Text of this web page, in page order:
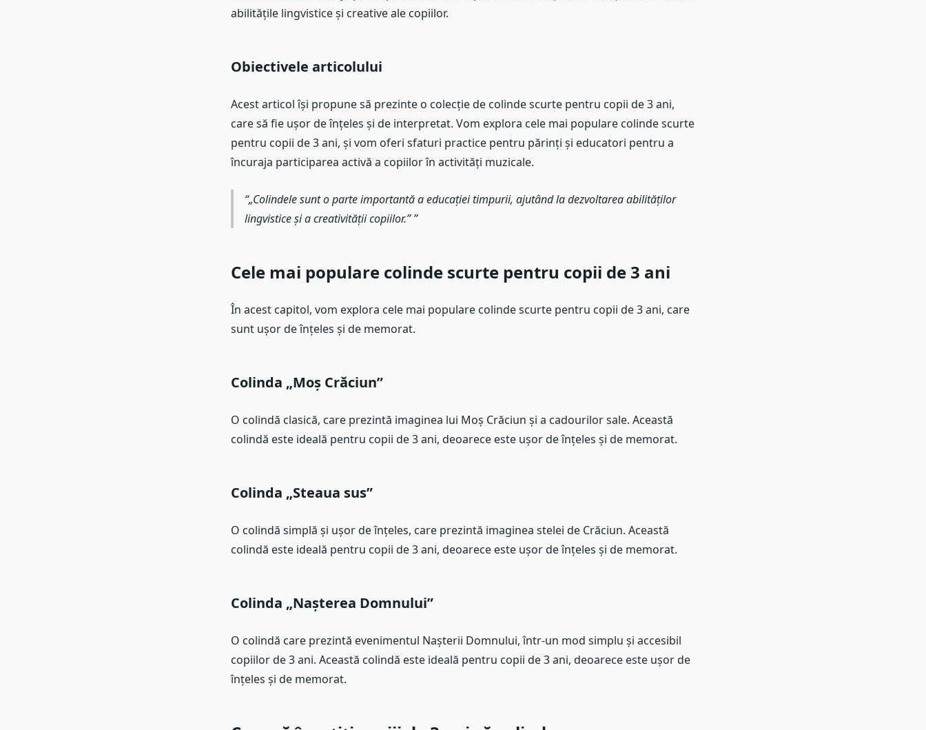
abilitățile lingvistice și creative ale copiilor.
Obiectivele articolului
Acest articol își propune să prezinte o colecție de colinde scurte pentru copii de 3 ani,
care să fie ușor de înțeles și de interpretat. Vom explora cele mai populare colinde scurte
pentru copii de 3 ani, și vom oferi sfaturi practice pentru părinți și educatori pentru a
încuraja participarea activă a copiilor în activități muzicale.
„Colindele sunt o parte importantă a educației timpurii, ajutând la dezvoltarea abilităților
lingvistice și a creativității copiilor.”
Cele mai populare colinde scurte pentru copii de 3 ani
În acest capitol, vom explora cele mai populare colinde scurte pentru copii de 3 ani, care
sunt ușor de înțeles și de memorat.
Colinda „Moș Crăciun”
O colindă clasică, care prezintă imaginea lui Moș Crăciun și a cadourilor sale. Această
colindă este ideală pentru copii de 3 ani, deoarece este ușor de înțeles și de memorat.
Colinda „Steaua sus”
O colindă simplă și ușor de înțeles, care prezintă imaginea stelei de Crăciun. Această
colindă este ideală pentru copii de 3 ani, deoarece este ușor de înțeles și de memorat.
Colinda „Nașterea Domnului”
O colindă care prezintă evenimentul Nașterii Domnului, într-un mod simplu și accesibil
copiilor de 3 ani. Această colindă este ideală pentru copii de 3 ani, deoarece este ușor de
înțeles și de memorat.